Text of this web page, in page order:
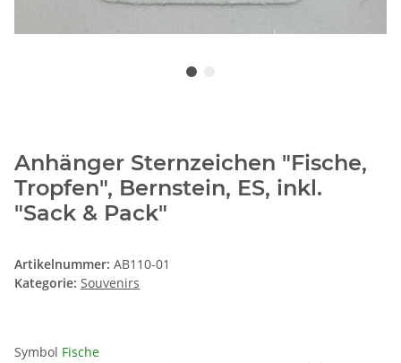
Anhänger Sternzeichen "Fische,
Tropfen", Bernstein, ES, inkl.
"Sack & Pack"
Artikelnummer: AB110-01
Kategorie: Souvenirs
Symbol Fische